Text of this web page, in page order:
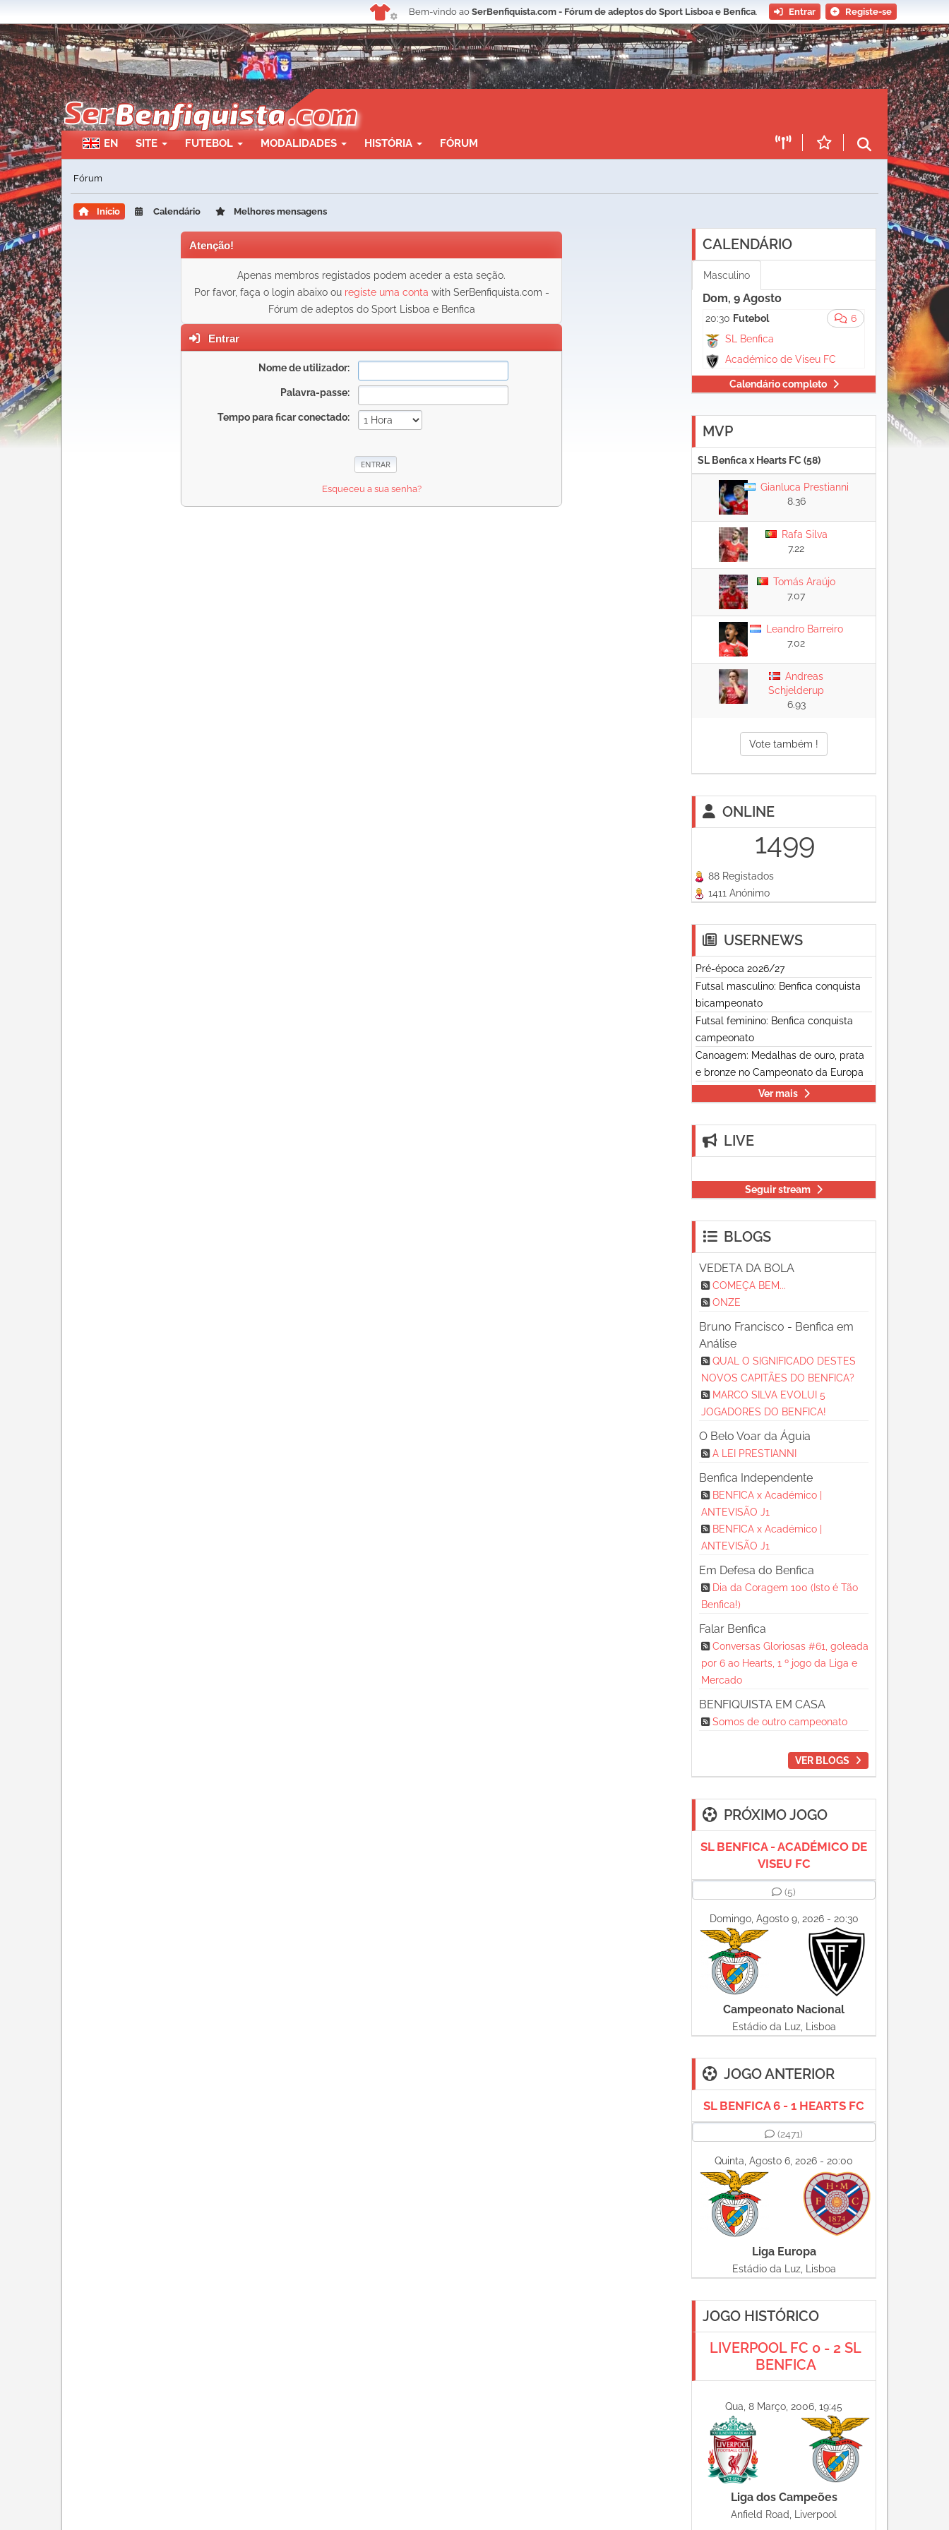
Bem-vindo ao SerBenfiquista.com - Fórum de adeptos do Sport Lisboa e Benfica. Entrar Registe-se
EN SITE FUTEBOL MODALIDADES HISTÓRIA FÓRUM
Fórum
Início Calendário Melhores mensagens
Atenção!
Apenas membros registados podem aceder a esta seção.
Por favor, faça o login abaixo ou registe uma conta with SerBenfiquista.com -
Fórum de adeptos do Sport Lisboa e Benfica
Entrar
Nome de utilizador:
Palavra-passe:
Tempo para ficar conectado:
Esqueceu a sua senha?
CALENDÁRIO
Masculino
Dom, 9 Agosto
6
20:30 Futebol
SL Benfica
Académico de Viseu FC
Calendário completo
MVP
SL Benfica x Hearts FC (58)
Gianluca Prestianni
8.36
Rafa Silva
7.22
Tomás Araújo
7.07
Leandro Barreiro
7.02
Andreas
Schjelderup
6.93
Vote também !
ONLINE
1499
88 Registados
1411 Anónimo
USERNEWS
Pré-época 2026/27
Futsal masculino: Benfica conquista
bicampeonato
Futsal feminino: Benfica conquista
campeonato
Canoagem: Medalhas de ouro, prata
e bronze no Campeonato da Europa
Ver mais
LIVE
Seguir stream
BLOGS
VEDETA DA BOLA
COMEÇA BEM...
ONZE
Bruno Francisco - Benfica em
Análise
QUAL O SIGNIFICADO DESTES
NOVOS CAPITÃES DO BENFICA?
MARCO SILVA EVOLUI 5
JOGADORES DO BENFICA!
O Belo Voar da Águia
A LEI PRESTIANNI
Benfica Independente
BENFICA x Académico |
ANTEVISÃO J1
BENFICA x Académico |
ANTEVISÃO J1
Em Defesa do Benfica
Dia da Coragem 100 (Isto é Tão
Benfica!)
Falar Benfica
Conversas Gloriosas #61, goleada
por 6 ao Hearts, 1 º jogo da Liga e
Mercado
BENFIQUISTA EM CASA
Somos de outro campeonato
VER BLOGS
PRÓXIMO JOGO
SL BENFICA - ACADÉMICO DE
VISEU FC
(5)
Domingo, Agosto 9, 2026 - 20:30
Campeonato Nacional
Estádio da Luz, Lisboa
JOGO ANTERIOR
SL BENFICA 6 - 1 HEARTS FC
(2471)
Quinta, Agosto 6, 2026 - 20:00
Liga Europa
Estádio da Luz, Lisboa
JOGO HISTÓRICO
LIVERPOOL FC 0 - 2 SL
BENFICA
Qua, 8 Março, 2006, 19:45
Liga dos Campeões
Anfield Road, Liverpool